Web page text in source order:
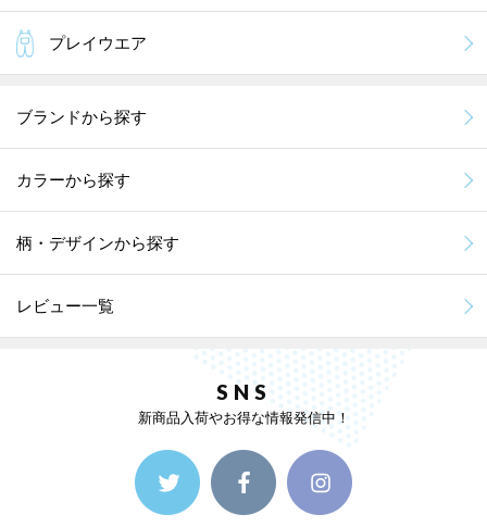
プレイウエア
ブランドから探す
カラーから探す
柄・デザインから探す
レビュー一覧
SNS
新商品入荷やお得な情報発信中！